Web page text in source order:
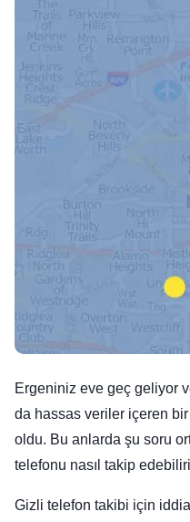
Ergeniniz eve geç geliyor
da hassas veriler içeren bir
oldu. Bu anlarda şu soru
telefonu nasıl takip
Gizli telefon takibi için